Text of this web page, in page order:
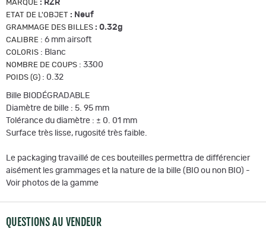
MARQUE : RZR
ETAT DE L'OBJET : Neuf
GRAMMAGE DES BILLES : 0.32g
CALIBRE : 6 mm airsoft
COLORIS : Blanc
NOMBRE DE COUPS : 3300
POIDS (G) : 0.32
Bille BIODÉGRADABLE
Diamètre de bille : 5. 95 mm
Tolérance du diamètre : ± 0. 01 mm
Surface très lisse, rugosité très faible.
Le packaging travaillé de ces bouteilles permettra de différencier
aisément les grammages et la nature de la bille (BIO ou non BIO) -
Voir photos de la gamme
QUESTIONS AU VENDEUR